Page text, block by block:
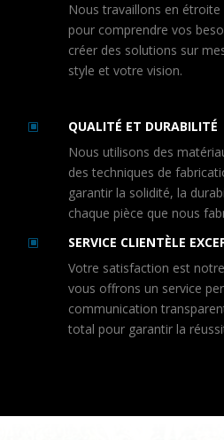
Nous travaillons en
pour comprendre vos
créer des solutions sur
style et votre vision.
W
QUALITÉ ET DURABILITÉ
Nous utilisons des
des techniques de
garantir la solidité, la
chaque pièce que nous
W
SERVICE CLIENTÈLE
Votre satisfaction est
vous offrons un service
communication
total pour garantir la